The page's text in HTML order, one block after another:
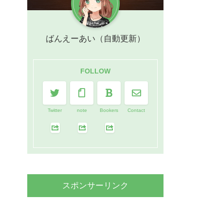
ばんえーあい（自動更新）
FOLLOW
Twitter note Bookers Contact
スポンサーリンク